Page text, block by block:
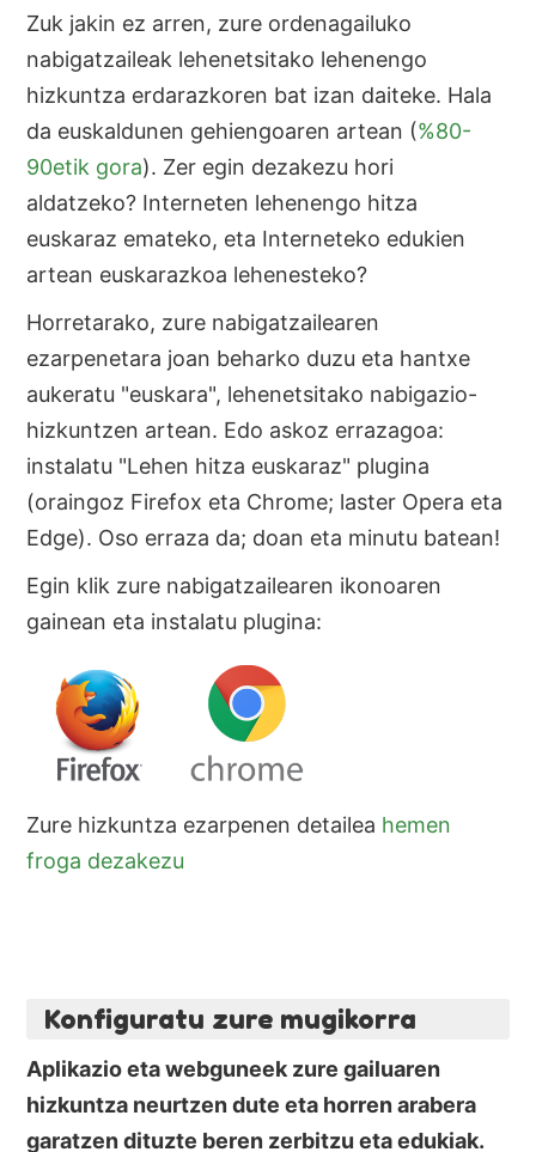
Zuk jakin ez arren, zure ordenagailuko
nabigatzaileak lehenetsitako lehenengo
hizkuntza erdarazkoren bat izan daiteke. Hala
da euskaldunen gehiengoaren artean (%80-
90etik gora). Zer egin dezakezu hori
aldatzeko? Interneten lehenengo hitza
euskaraz emateko, eta Interneteko edukien
artean euskarazkoa lehenesteko?
Horretarako, zure nabigatzailearen
ezarpenetara joan beharko duzu eta hantxe
aukeratu "euskara", lehenetsitako nabigazio-
hizkuntzen artean. Edo askoz errazagoa:
instalatu "Lehen hitza euskaraz" plugina
(oraingoz Firefox eta Chrome; laster Opera eta
Edge). Oso erraza da; doan eta minutu batean!
Egin klik zure nabigatzailearen ikonoaren
gainean eta instalatu plugina:
Zure hizkuntza ezarpenen detailea hemen
froga dezakezu
Konfiguratu zure mugikorra
Aplikazio eta webguneek zure gailuaren
hizkuntza neurtzen dute eta horren arabera
garatzen dituzte beren zerbitzu eta edukiak.